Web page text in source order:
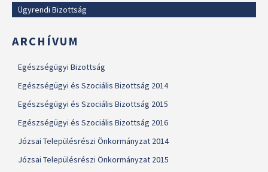
Ügyrendi Bizottság
ARCHÍVUM
Egészségügyi Bizottság
Egészségügyi és Szociális Bizottság 2014
Egészségügyi és Szociális Bizottság 2015
Egészségügyi és Szociális Bizottság 2016
Józsai Településrészi Önkormányzat 2014
Józsai Településrészi Önkormányzat 2015